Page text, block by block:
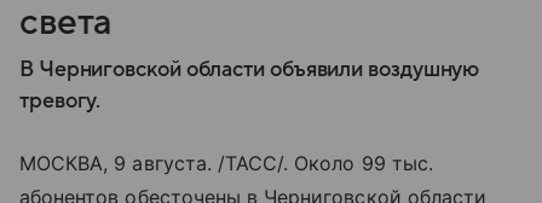
света
В Черниговской области объявили воздушную
тревогу.
МОСКВА, 9 августа. /ТАСС/. Около 99 тыс.
абонентов обесточены в Черниговской области